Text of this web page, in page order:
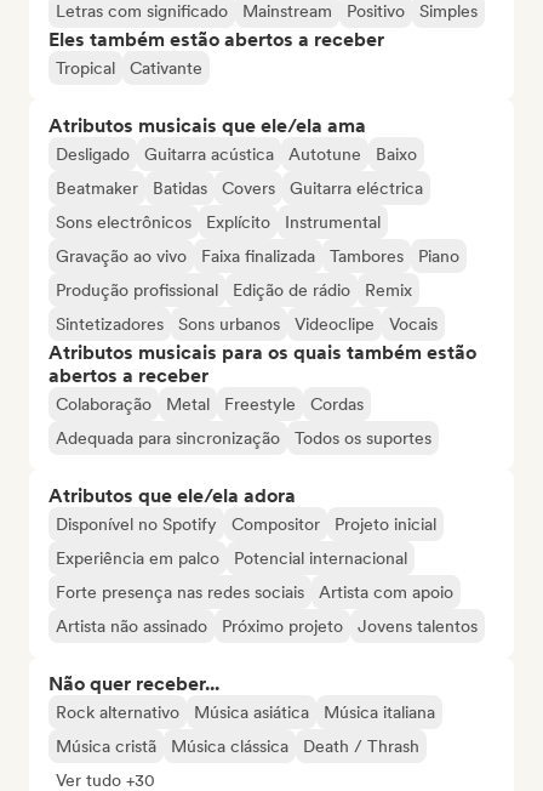
Letras com significado
Mainstream Positivo Simples
Eles também estão abertos a receber
Tropical Cativante
Atributos musicais que ele/ela ama
Desligado Guitarra acústica Autotune
Baixo
Beatmaker
Batidas Covers
Guitarra eléctrica
Sons electrônicos
Explícito
Instrumental
Gravação ao vivo
Faixa finalizada Tambores
Piano
Produção profissional
Edição de rádio
Remix
Sintetizadores
Sons urbanos Videoclipe Vocais
Atributos musicais para os quais também estão
abertos a receber
Colaboração Metal Freestyle
Cordas
Adequada para sincronização
Todos os suportes
Atributos que ele/ela adora
Disponível no Spotify Compositor
Projeto inicial
Experiência em palco
Potencial internacional
Forte presença nas redes sociais
Artista com apoio
Artista não assinado
Próximo projeto Jovens talentos
Não quer receber...
Rock alternativo Música asiática
Música italiana
Música cristã
Música clássica
Death / Thrash
Ver tudo +30